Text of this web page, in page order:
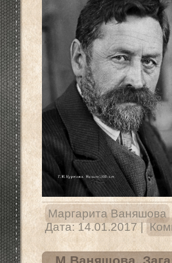
Маргарита Ваняшова
Дата: 14.01.2017 |